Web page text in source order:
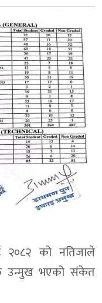
२०८२ को नतिजाले
उन्मुख भएको संकेत